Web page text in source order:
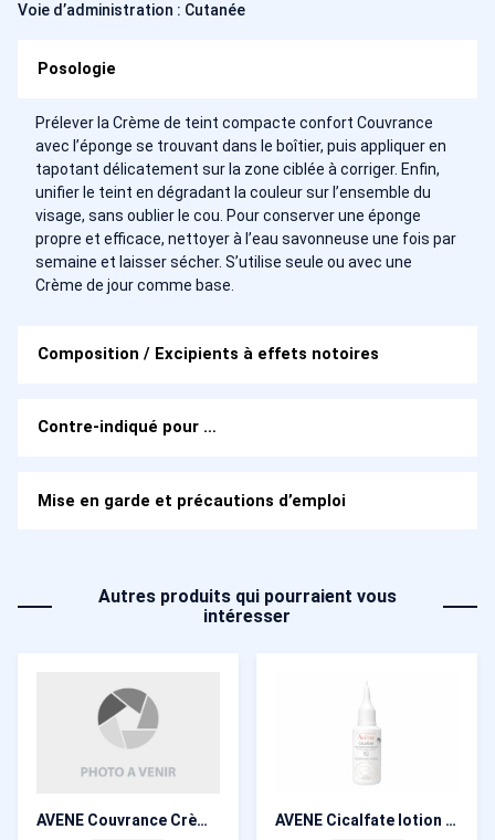
Voie d’administration : Cutanée
Posologie
Prélever la Crème de teint compacte confort Couvrance
avec l’éponge se trouvant dans le boîtier, puis appliquer en
tapotant délicatement sur la zone ciblée à corriger. Enfin,
unifier le teint en dégradant la couleur sur l’ensemble du
visage, sans oublier le cou. Pour conserver une éponge
propre et efficace, nettoyer à l’eau savonneuse une fois par
semaine et laisser sécher. S’utilise seule ou avec une
Crème de jour comme base.
Composition / Excipients à effets notoires
Contre-indiqué pour …
Mise en garde et précautions d’emploi
Autres produits qui pourraient vous
intéresser
AVENE Couvrance Crème de teint compacte Mat sable 3.0 10 g AVENE Cicalfate lotion 40 ml